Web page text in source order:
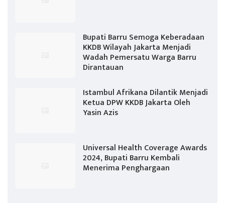
Bupati Barru Semoga Keberadaan
KKDB Wilayah Jakarta Menjadi
Wadah Pemersatu Warga Barru
Dirantauan
Istambul Afrikana Dilantik Menjadi
Ketua DPW KKDB Jakarta Oleh
Yasin Azis
Universal Health Coverage Awards
2024, Bupati Barru Kembali
Menerima Penghargaan